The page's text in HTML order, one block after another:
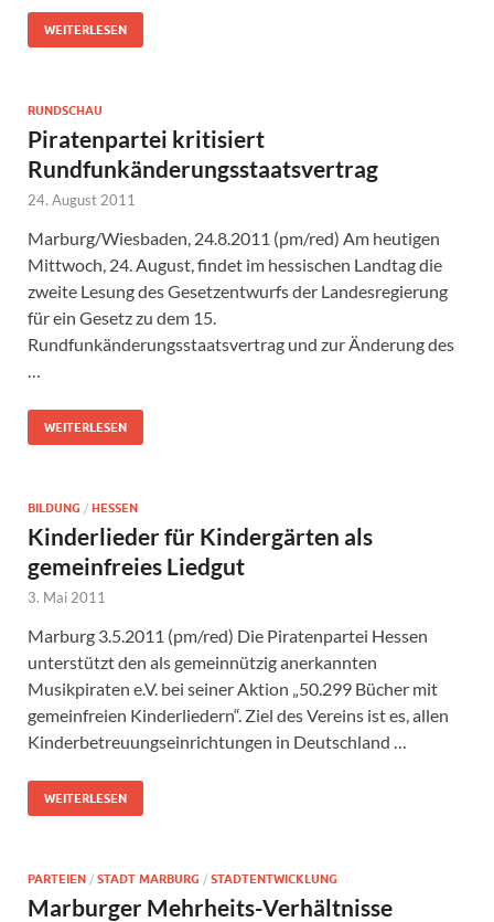
WEITERLESEN
RUNDSCHAU
Piratenpartei kritisiert
Rundfunkänderungsstaatsvertrag
24. August 2011
Marburg/Wiesbaden, 24.8.2011 (pm/red) Am heutigen
Mittwoch, 24. August, findet im hessischen Landtag die
zweite Lesung des Gesetzentwurfs der Landesregierung
für ein Gesetz zu dem 15.
Rundfunkänderungsstaatsvertrag und zur Änderung des
WEITERLESEN
BILDUNG / HESSEN
Kinderlieder für Kindergärten als
gemeinfreies Liedgut
3. Mai 2011
Marburg 3.5.2011 (pm/red) Die Piratenpartei Hessen
unterstützt den als gemeinnützig anerkannten
Musikpiraten e.V. bei seiner Aktion „50.299 Bücher mit
gemeinfreien Kinderliedern“. Ziel des Vereins ist es, allen
Kinderbetreuungseinrichtungen in Deutschland …
WEITERLESEN
PARTEIEN / STADT MARBURG / STADTENTWICKLUNG
Marburger Mehrheits-Verhältnisse